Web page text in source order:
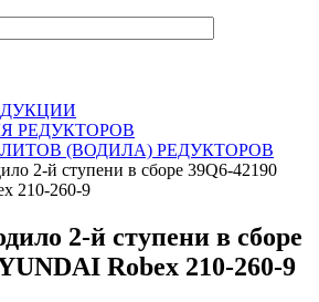
РЕДУКТОРОВ
(ВОДИЛА) РЕДУКТОРОВ
2-й ступени в сборе 39Q6-42190
210-260-9
2-й ступени в сборе
Robex 210-260-9